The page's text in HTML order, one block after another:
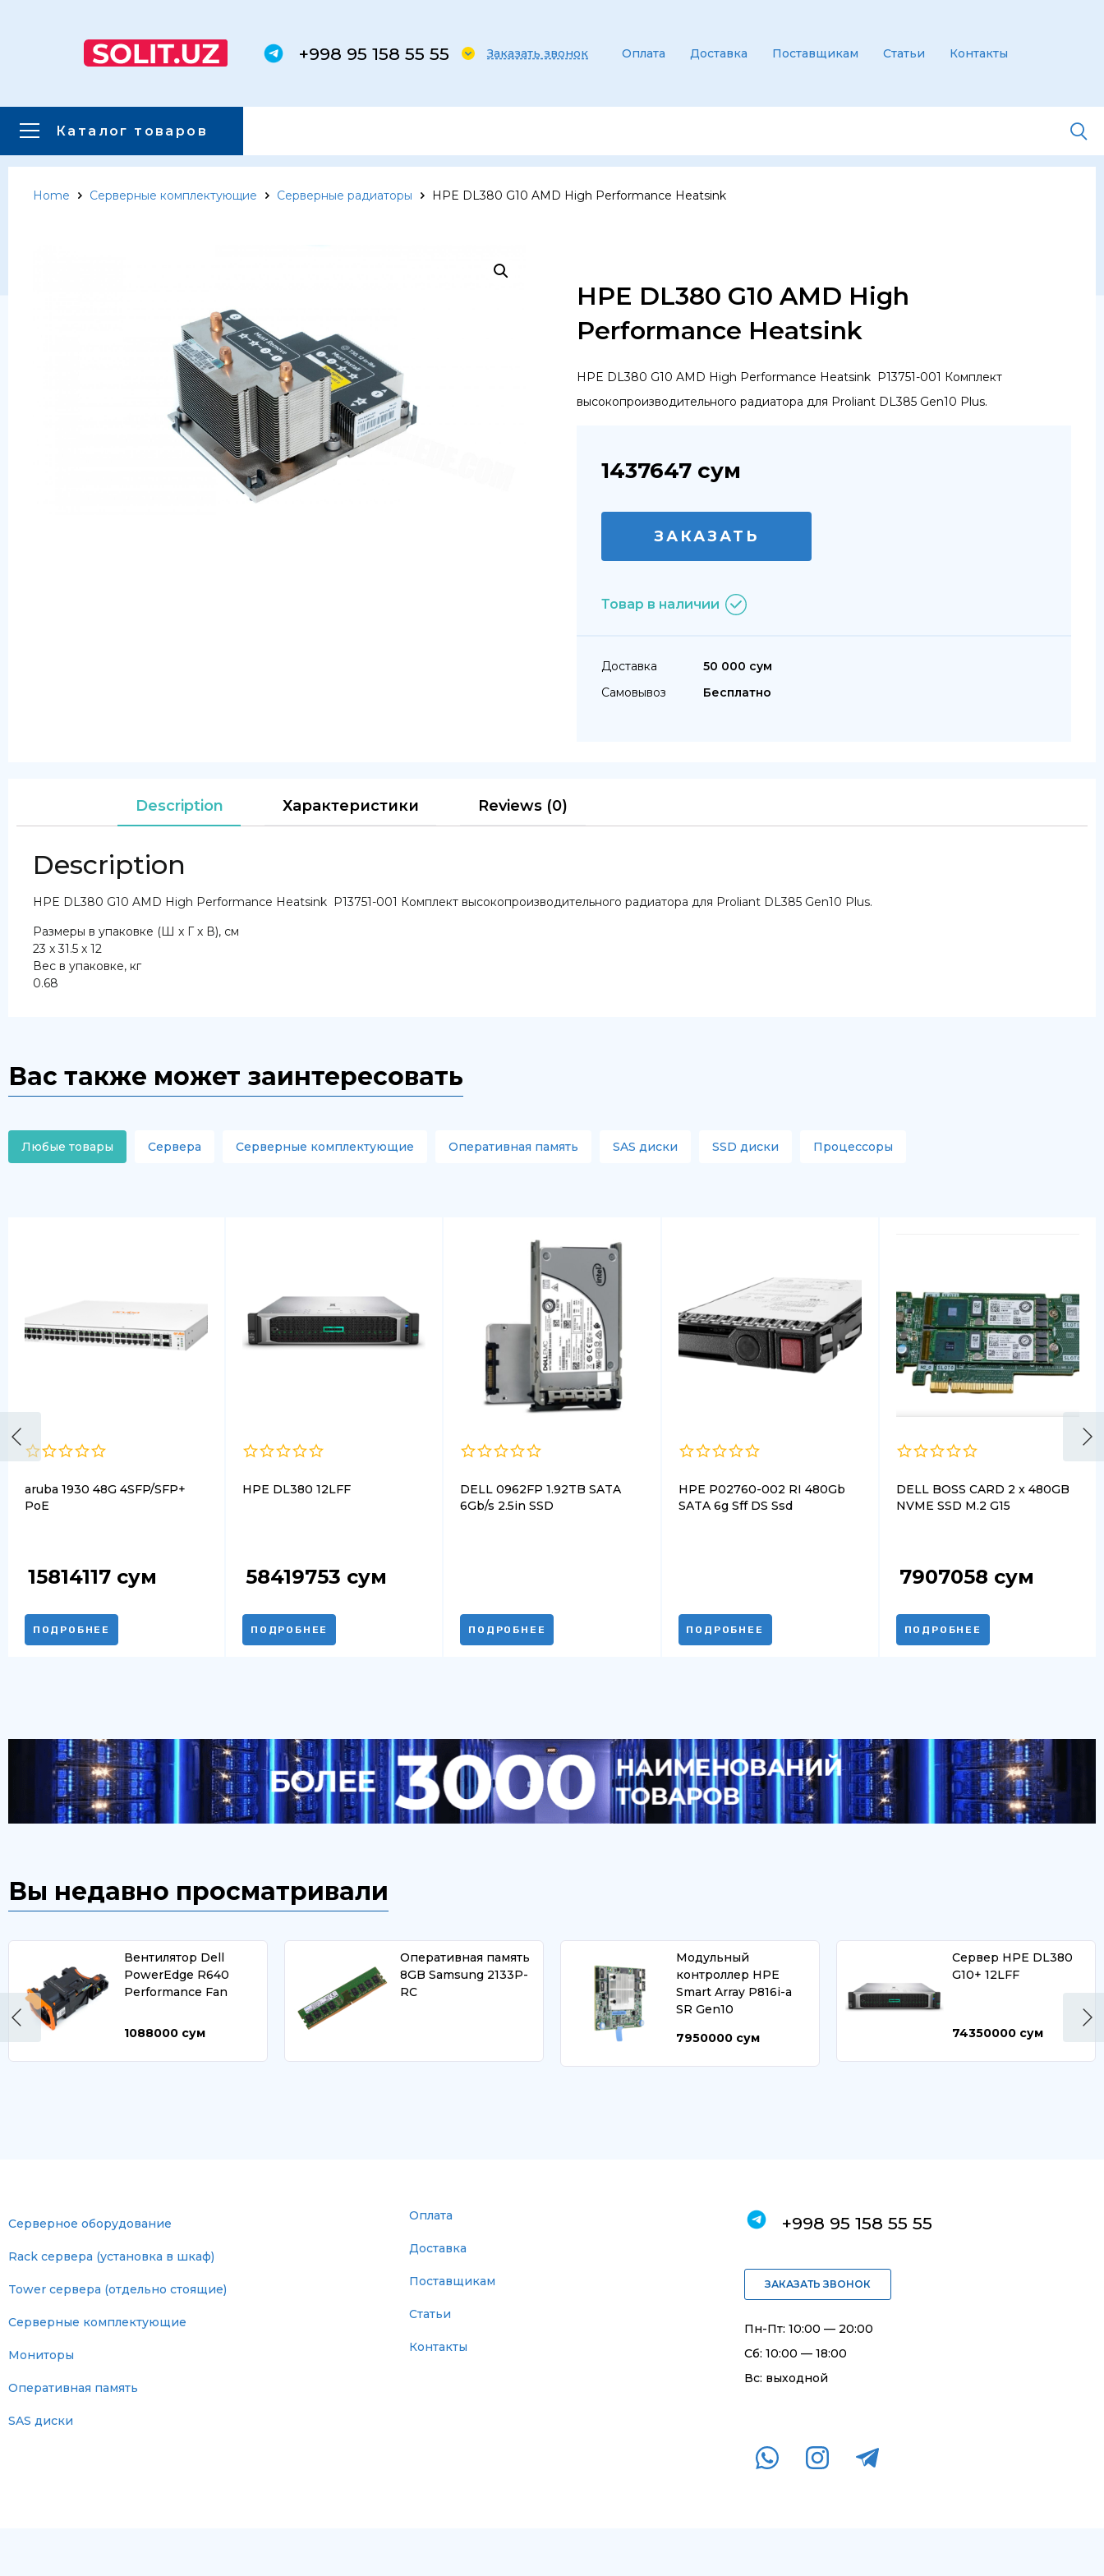
+998 95 158 55 55 Заказать звонок Оплата Доставка Поставщикам Статьи Контакты
Каталог товаров
Главная Каталог товаров
Серверные комплектующие
Home Серверные комплектующие Серверные радиаторы HPE DL380 G10 AMD High Performance Heatsink
HPE DL380 G10 AMD High
Performance Heatsink
HPE DL380 G10 AMD High Performance Heatsink P13751-001 Комплект
высокопроизводительного радиатора для Proliant DL385 Gen10 Plus.
1437647 сум
ЗАКАЗАТЬ
Товар в наличии
Доставка
50 000 сум
Самовывоз
Бесплатно
Description Характеристики Reviews (0)
Description
HPE DL380 G10 AMD High Performance Heatsink P13751-001 Комплект высокопроизводительного радиатора для Proliant DL385 Gen10 Plus.
Размеры в упаковке (Ш x Г x В), см
23 x 31.5 x 12
Вес в упаковке, кг
0.68
Вас также может заинтересовать
Любые товары Сервера Серверные комплектующие Оперативная память SAS диски SSD диски Процессоры
aruba 1930 48G 4SFP/SFP+
PoE
15814117 сум
ПОДРОБНЕЕ
HPE DL380 12LFF
58419753 сум
ПОДРОБНЕЕ
DELL 0962FP 1.92TB SATA
6Gb/s 2.5in SSD
ПОДРОБНЕЕ
HPE P02760-002 RI 480Gb
SATA 6g Sff DS Ssd
ПОДРОБНЕЕ
DELL BOSS CARD 2 x 480GB
NVME SSD M.2 G15
7907058 сум
ПОДРОБНЕЕ
Вы недавно просматривали
Вентилятор Dell
PowerEdge R640
Performance Fan
1088000 сум
Оперативная память
8GB Samsung 2133P-
RC
Модульный
контроллер HPE
Smart Array P816i-a
SR Gen10
7950000 сум
Сервер HPE DL380
G10+ 12LFF
74350000 сум
Серверное оборудование
Rack сервера (установка в шкаф)
Tower сервера (отдельно стоящие)
Серверные комплектующие
Мониторы
Оперативная память
SAS диски
Оплата
Доставка
Поставщикам
Статьи
Контакты
+998 95 158 55 55
ЗАКАЗАТЬ ЗВОНОК
Пн-Пт: 10:00 — 20:00
Сб: 10:00 — 18:00
Вс: выходной